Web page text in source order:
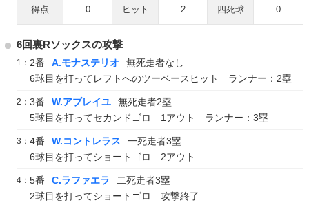
得点 0 ヒット 2 四死球 0
6回裏Rソックスの攻撃
1： 2番 A.モナステリオ
無死走者なし
6球目を打ってレフトへのツーベースヒット ランナー：2塁
2： 3番 W.アブレイユ
無死走者2塁
5球目を打ってセカンドゴロ 1アウト ランナー：3塁
3： 4番 W.コントレラス
一死走者3塁
6球目を打ってショートゴロ 2アウト
4： 5番 C.ラファエラ
二死走者3塁
2球目を打ってショートゴロ 攻撃終了